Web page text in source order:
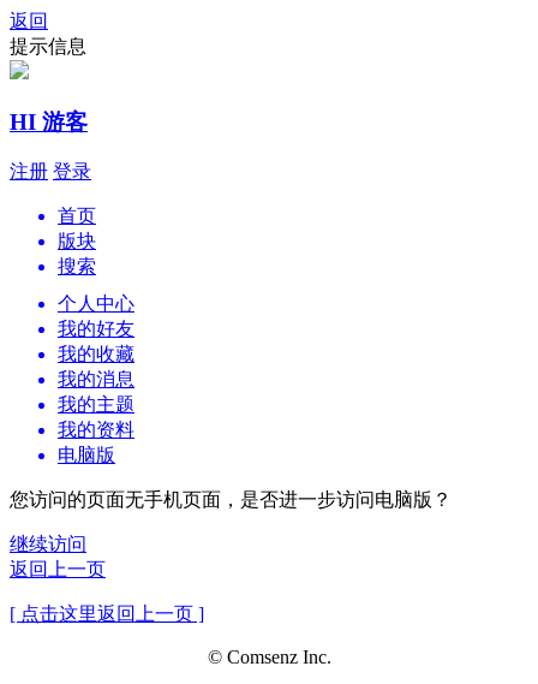
返回
提示信息
HI 游客
注册 登录
首页
版块
搜索
个人中心
我的好友
我的收藏
我的消息
我的主题
我的资料
电脑版
您访问的页面无手机页面，是否进一步访问电脑版？
继续访问
返回上一页
[ 点击这里返回上一页 ]
© Comsenz Inc.